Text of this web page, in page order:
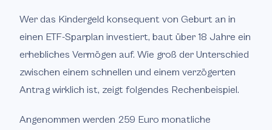
Wer das Kindergeld konsequent von Geburt an in
einen ETF-Sparplan investiert, baut über 18 Jahre ein
erhebliches Vermögen auf. Wie groß der Unterschied
zwischen einem schnellen und einem verzögerten
Antrag wirklich ist, zeigt folgendes Rechenbeispiel.
Angenommen werden 259 Euro monatliche